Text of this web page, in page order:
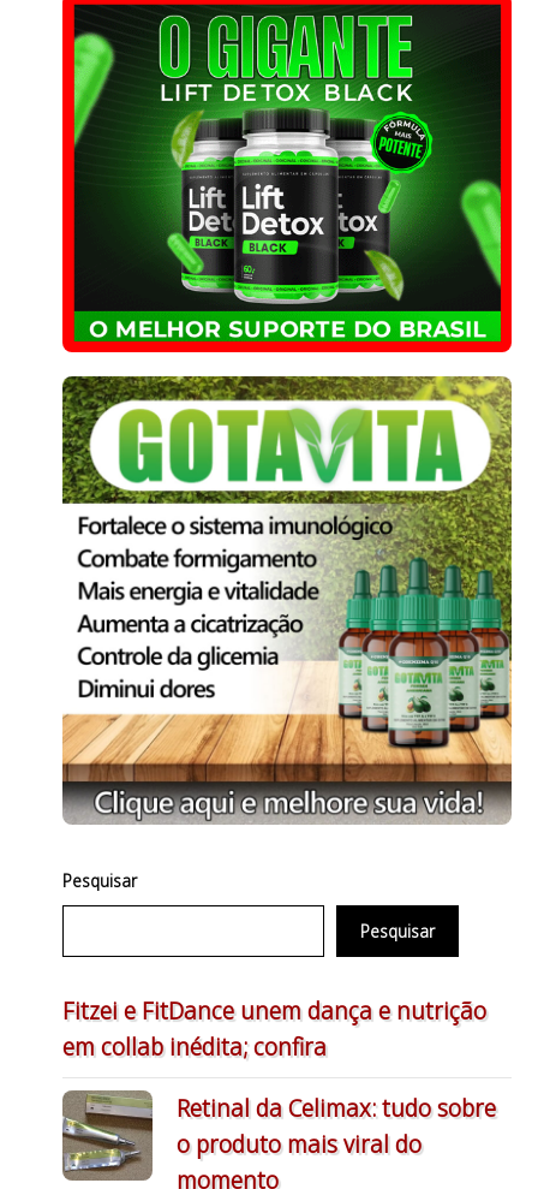
Pesquisar
Pesquisar
Fitzei e FitDance unem dança e nutrição
em collab inédita; confira
Retinal da Celimax: tudo sobre
o produto mais viral do
momento